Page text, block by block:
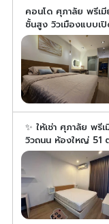
คอนโด ศุภาลัย พรีเ
ชั้นสูง วิวเมืองแบบเปิ
✨ ให้เช่า ศุภาลัย พรี
วิวถนน ห้องใหญ่ 51